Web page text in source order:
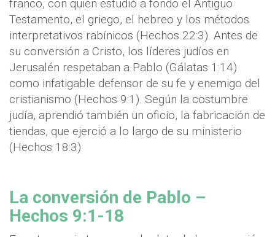
franco, con quien estudió a fondo el Antiguo
Testamento, el griego, el hebreo y los métodos
interpretativos rabínicos (Hechos 22:3). Antes de
su conversión a Cristo, los líderes judíos en
Jerusalén respetaban a Pablo (Gálatas 1:14)
como infatigable defensor de su fe y enemigo del
cristianismo (Hechos 9:1). Según la costumbre
judía, aprendió también un oficio, la fabricación de
tiendas, que ejerció a lo largo de su ministerio
(Hechos 18:3)
La conversión de Pablo –
Hechos 9:1-18